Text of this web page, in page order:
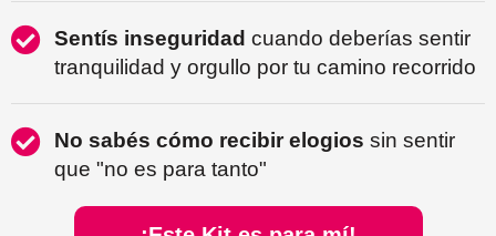
Sentís inseguridad cuando deberías sentir
tranquilidad y orgullo por tu camino recorrido
No sabés cómo recibir elogios sin sentir
que "no es para tanto"